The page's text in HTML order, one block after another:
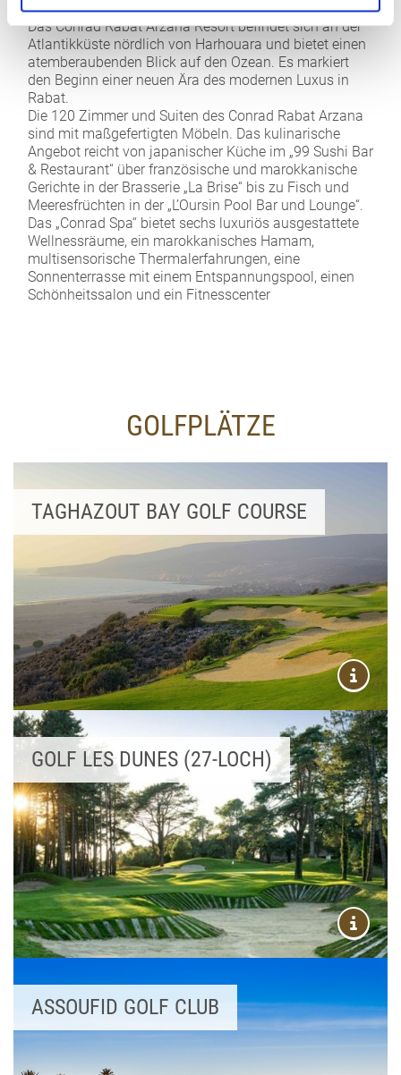
Das Conrad Rabat Arzana Resort befindet sich an der
Atlantikküste nördlich von Harhouara und bietet einen
atemberaubenden Blick auf den Ozean. Es markiert
den Beginn einer neuen Ära des modernen Luxus in
Rabat.
Die 120 Zimmer und Suiten des Conrad Rabat Arzana
sind mit maßgefertigten Möbeln. Das kulinarische
Angebot reicht von japanischer Küche im „99 Sushi Bar
& Restaurant“ über französische und marokkanische
Gerichte in der Brasserie „La Brise“ bis zu Fisch und
Meeresfrüchten in der „L’Oursin Pool Bar und Lounge“.
Das „Conrad Spa“ bietet sechs luxuriös ausgestattete
Wellnessräume, ein marokkanisches Hamam,
multisensorische Thermalerfahrungen, eine
Sonnenterrasse mit einem Entspannungspool, einen
Schönheitssalon und ein Fitnesscenter
GOLFPLÄTZE
TAGHAZOUT BAY GOLF COURSE
GOLF LES DUNES (27-LOCH)
ASSOUFID GOLF CLUB